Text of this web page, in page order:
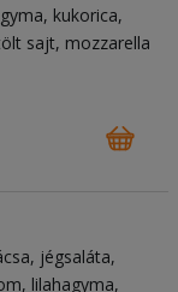
kukorica
sajt mozzarella
jégsaláta
lilahagyma